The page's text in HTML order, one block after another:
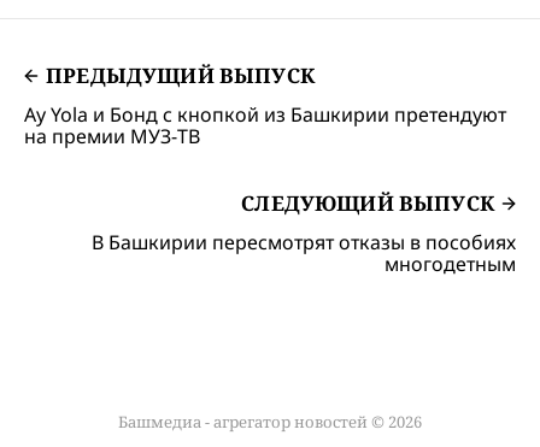
ПРЕДЫДУЩИЙ ВЫПУСК
Ay Yola и Бонд с кнопкой из Башкирии претендуют
на премии МУЗ-ТВ
СЛЕДУЮЩИЙ ВЫПУСК
В Башкирии пересмотрят отказы в пособиях
многодетным
Башмедиа - агрегатор новостей © 2026